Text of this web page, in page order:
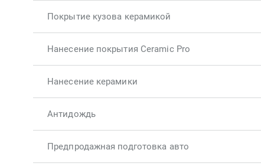
Покрытие кузова керамикой
Нанесение покрытия Ceramic Pro
Нанесение керамики
Антидождь
Предпродажная подготовка авто